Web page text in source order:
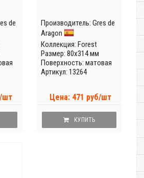
de
шт
Производитель: Gres de
Aragon
Коллекция: Forest
Размер: 80x314 мм
Поверхность: матовая
Артикул: 13264
Цена: 471 руб/шт
КУПИТЬ